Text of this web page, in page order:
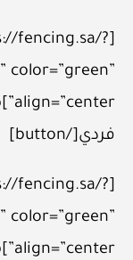
fencing.sa/?
color=”green”
فردي[/button]
fencing.sa/?
color=”green”
align=”center”]ملف ابيه نهائي فرق[/button]